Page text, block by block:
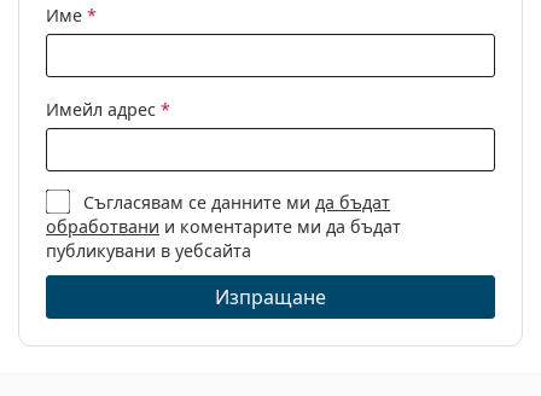
Име *
Имейл адрес *
Съгласявам се данните ми да бъдат
обработвани и коментарите ми да бъдат
публикувани в уебсайта
Изпращане